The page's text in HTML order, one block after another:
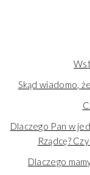
czy Bóg
okrutnością,
czy
dlaczego Bóg
Bogiem i mógł
Skąd wiadomo,
Dlaczego Pan w
Rządcę?
Dlaczego